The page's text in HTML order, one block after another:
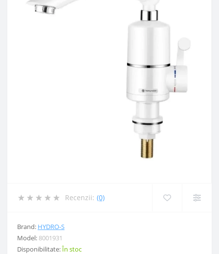
Recenzii: (0)
Brand: HYDRO-S
Model: 8001931
Disponibilitate:În stoc